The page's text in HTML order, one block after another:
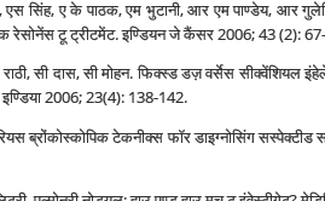
एस सिंह, ए के पाठक, एम भुटानी, आर एम पाण्‍डेय, आर
रेसोनेंस टू ट्रीटमेंट. इण्डियन जे कैंसर 2006; 43 (2):
सी दास, सी मोहन. फिक्‍स्‍ड डज़ वर्सेस सीक्‍वेंशियल
2006; 23(4): 138-142.
ब्रोंकोस्‍कोपिक टेकनीक्‍स फॉर डाइग्‍नोसिंग